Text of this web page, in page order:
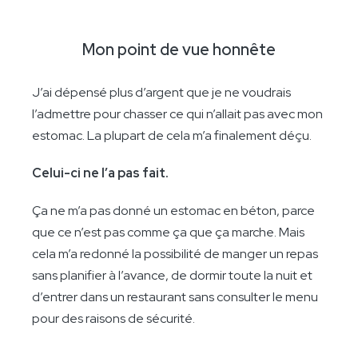
Mon point de vue honnête
J’ai dépensé plus d’argent que je ne voudrais
l’admettre pour chasser ce qui n’allait pas avec mon
estomac. La plupart de cela m’a finalement déçu.
Celui-ci ne l’a pas fait.
Ça ne m’a pas donné un estomac en béton, parce
que ce n’est pas comme ça que ça marche. Mais
cela m’a redonné la possibilité de manger un repas
sans planifier à l’avance, de dormir toute la nuit et
d’entrer dans un restaurant sans consulter le menu
pour des raisons de sécurité.